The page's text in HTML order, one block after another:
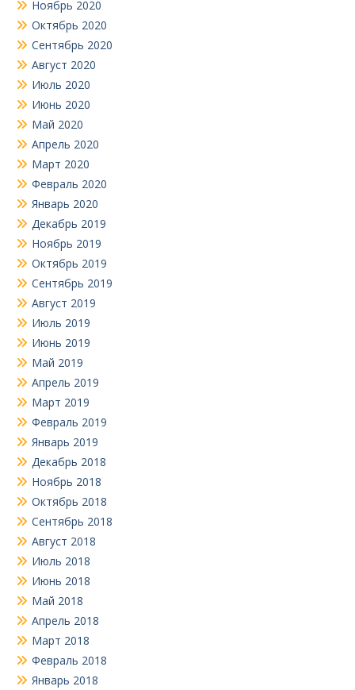
Ноябрь 2020
Октябрь 2020
Сентябрь 2020
Август 2020
Июль 2020
Июнь 2020
Май 2020
Апрель 2020
Март 2020
Февраль 2020
Январь 2020
Декабрь 2019
Ноябрь 2019
Октябрь 2019
Сентябрь 2019
Август 2019
Июль 2019
Июнь 2019
Май 2019
Апрель 2019
Март 2019
Февраль 2019
Январь 2019
Декабрь 2018
Ноябрь 2018
Октябрь 2018
Сентябрь 2018
Август 2018
Июль 2018
Июнь 2018
Май 2018
Апрель 2018
Март 2018
Февраль 2018
Январь 2018